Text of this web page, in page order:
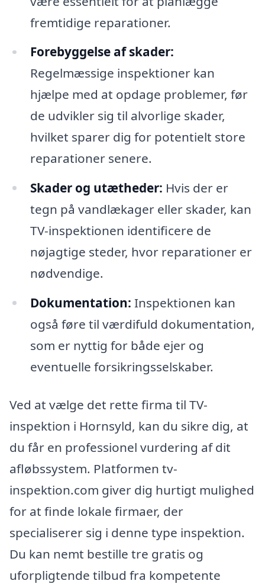
fremtidige reparationer.
Forebyggelse af skader:
Regelmæssige inspektioner kan
hjælpe med at opdage problemer, før
de udvikler sig til alvorlige skader,
hvilket sparer dig for potentielt store
reparationer senere.
Skader og utætheder: Hvis der er
tegn på vandlækager eller skader, kan
TV-inspektionen identificere de
nøjagtige steder, hvor reparationer er
nødvendige.
Dokumentation: Inspektionen kan
også føre til værdifuld dokumentation,
som er nyttig for både ejer og
eventuelle forsikringsselskaber.
Ved at vælge det rette firma til TV-
inspektion i Hornsyld, kan du sikre dig, at
du får en professionel vurdering af dit
afløbssystem. Platformen tv-
inspektion.com giver dig hurtigt mulighed
for at finde lokale firmaer, der
specialiserer sig i denne type inspektion.
Du kan nemt bestille tre gratis og
uforpligtende tilbud fra kompetente